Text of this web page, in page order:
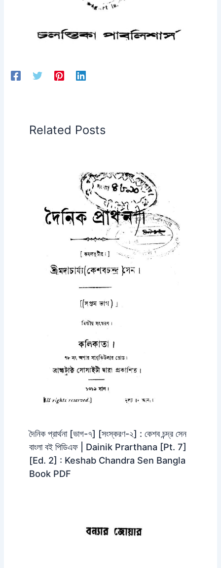
Related Posts
দৈনিক প্রার্থনা [ভাগ-৭] [সংস্করণ-২] : কেশব চন্দ্র সেন
বাংলা বই পিডিএফ | Dainik Prarthana [Pt. 7]
[Ed. 2] : Keshab Chandra Sen Bangla
Book PDF